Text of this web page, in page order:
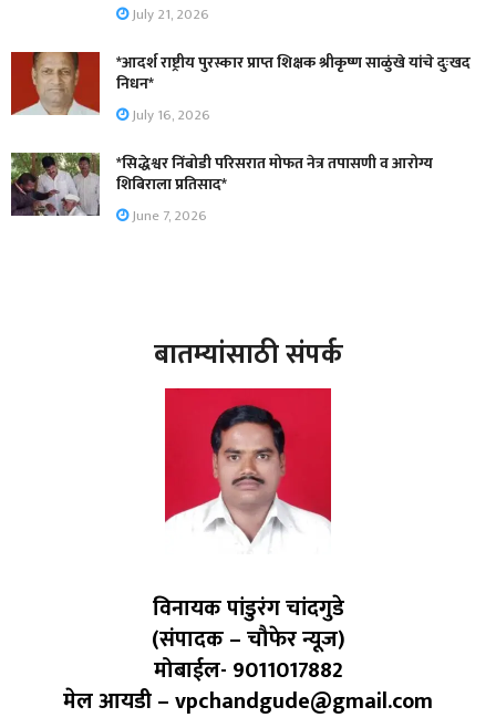
July 21, 2026
*आदर्श राष्ट्रीय पुरस्कार प्राप्त शिक्षक श्रीकृष्ण साळुंखे यांचे दुःखद
निधन*
July 16, 2026
*सिद्धेश्वर निंबोडी परिसरात मोफत नेत्र तपासणी व आरोग्य
शिबिराला प्रतिसाद*
June 7, 2026
बातम्यांसाठी संपर्क
विनायक पांडुरंग चांदगुडे
(संपादक – चौफेर न्यूज)
मोबाईल- 9011017882
मेल आयडी – vpchandgude@gmail.com